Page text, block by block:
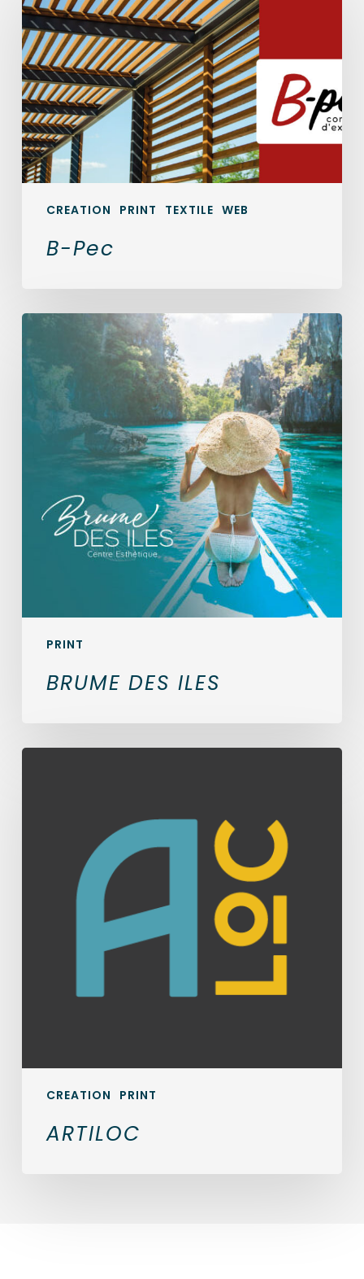
CREATION PRINT TEXTILE WEB
B-Pec
PRINT
BRUME
DES
ILES
BRUME DES ILES
CREATION PRINT
ARTILOC
ARTILOC